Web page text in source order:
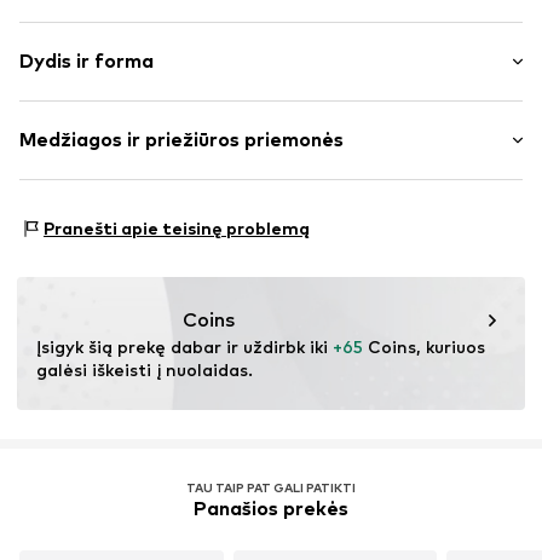
Kraštas su sagomis
Neatlenkiama apykaklė
To paties tono atspalvių siūlės
Prekės Nr. IBE0424003000001
Dydis ir forma
Pritaikomumas: Laisva forma
Medžiagos ir priežiūros priemonės
Kilmės šalis: Kinija
Pranešti apie teisinę problemą
Coins
Įsigyk šią prekę dabar ir uždirbk iki +65 Coins, kuriuos
galėsi iškeisti į nuolaidas.
TAU TAIP PAT GALI PATIKTI
Panašios prekės